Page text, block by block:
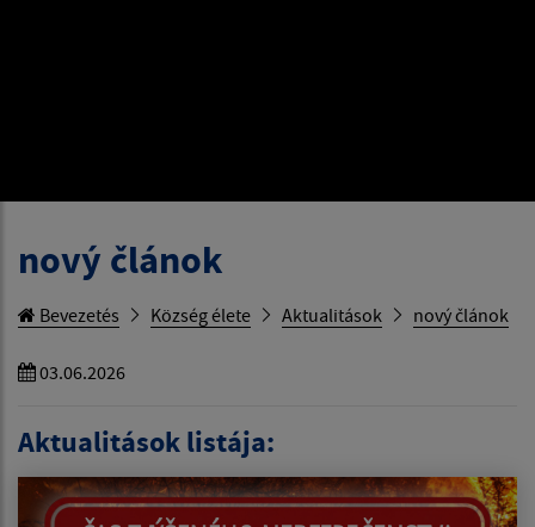
nový článok
Bevezetés Község élete Aktualitások nový článok
03.06.2026
Aktualitások listája: